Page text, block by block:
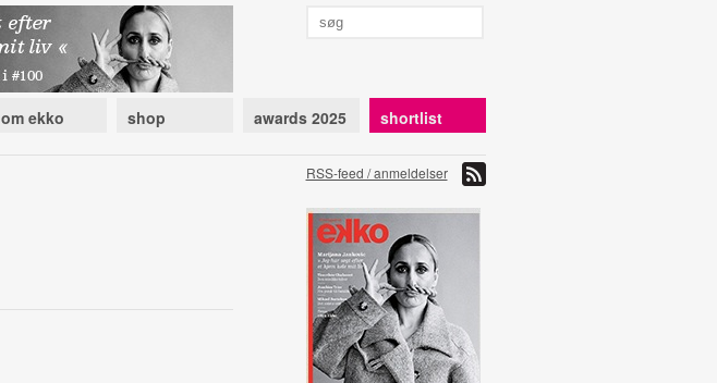
om ekko shop awards 2025 shortlist
RSS-feed / anmeldelser